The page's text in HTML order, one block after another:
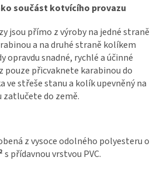
součást kotvícího provazu
jsou přímo z výroby na jedné straně
a na druhé straně kolíkem
opravdu snadné, rychlé a účinné
pouze přicvaknete karabinou do
ve střeše stanu a kolík upevněný na
zatlučete do země.
z vysoce odolného polyesteru o
s přídavnou vrstvou PVC.